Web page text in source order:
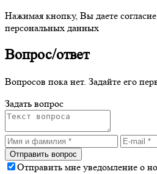
Нажимая кнопку, Вы даете
персональных данных
Вопрос/ответ
Вопросов пока нет. Задайте его
Задать вопрос
Отправить мне уведомление о